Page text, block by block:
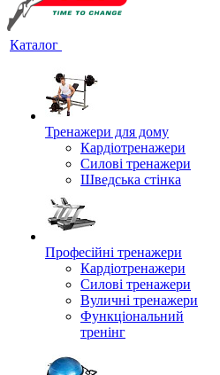
Каталог
Тренажери для дому
Кардіотренажери
Силові тренажери
Шведська стінка
Професійні тренажери
Кардіотренажери
Силові тренажери
Вуличні тренажери
Функціональний
тренінг